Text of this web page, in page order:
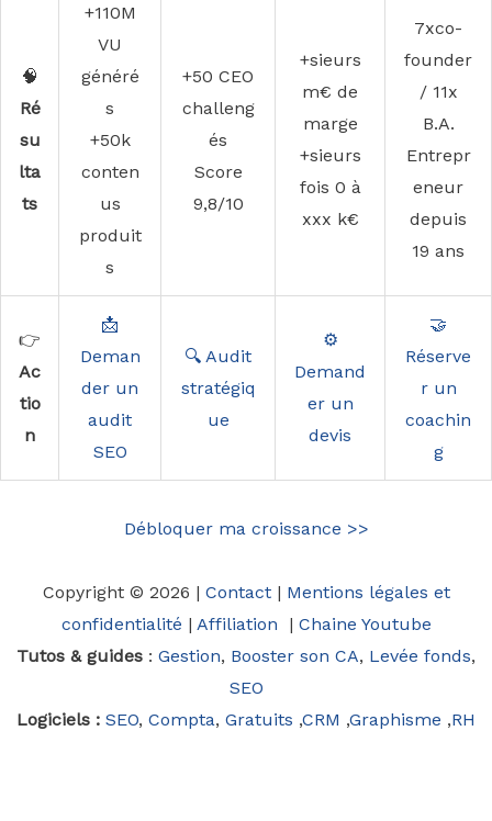
🧠
Ré
su
lta
ts
+110M
VU
généré
s
+50k
conten
us
produit
s
+50 CEO
challeng
és
Score
9,8/10
+sieurs
m€ de
marge
+sieurs
fois 0 à
xxx k€
7xco-
founder
/ 11x
B.A.
Entrepr
eneur
depuis
19 ans
👉
Ac
tio
n
📩
Deman
der un
audit
SEO
🔍 Audit
stratégiq
ue
⚙️
Demand
er un
devis
🤝
Réserve
r un
coachin
g
Débloquer ma croissance >>
Copyright © 2026 | Contact| Mentions légales et
confidentialité | Affiliation | Chaine Youtube
Tutos & guides : Gestion, Booster son CA, Levée fonds,
SEO
Logiciels : SEO, Compta, Gratuits ,CRM ,Graphisme ,RH